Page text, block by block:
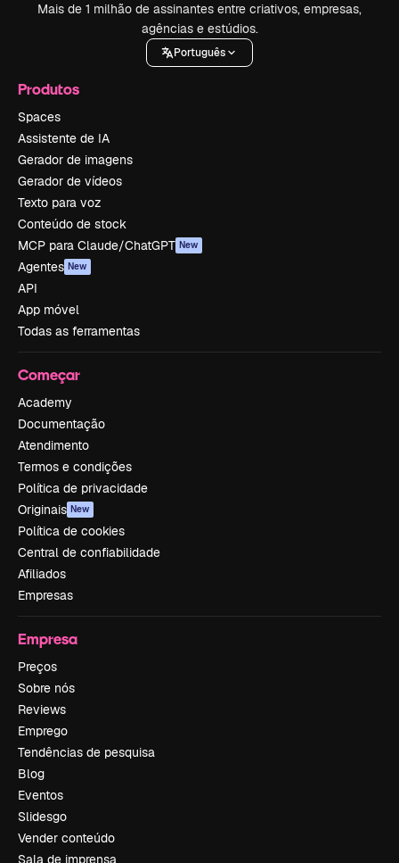
Mais de 1 milhão de assinantes entre criativos, empresas,
agências e estúdios.
Português
Produtos
Spaces
Assistente de IA
Gerador de imagens
Gerador de vídeos
Texto para voz
Conteúdo de stock
MCP para Claude/ChatGPT New
Agentes New
API
App móvel
Todas as ferramentas
Começar
Academy
Documentação
Atendimento
Termos e condições
Política de privacidade
Originais New
Política de cookies
Central de confiabilidade
Afiliados
Empresas
Empresa
Preços
Sobre nós
Reviews
Emprego
Tendências de pesquisa
Blog
Eventos
Slidesgo
Vender conteúdo
Sala de imprensa